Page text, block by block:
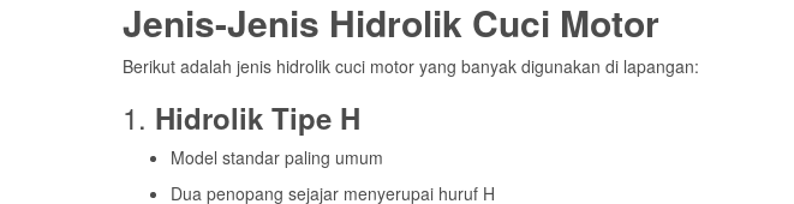
Cocok untuk motor matic, bebek, hingga sport ringan
Harga relatif terjangkau
2. Hidrolik Tipe X (Scissor Lift)
Menggunakan mekanisme angkat seperti gunting
Lebih stabil dan kuat